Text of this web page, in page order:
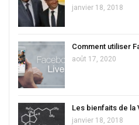
janvier 18, 2018
Comment utiliser
août 17, 2020
Les bienfaits de la
janvier 18, 2018